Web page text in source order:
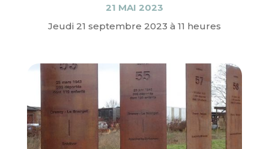
21 MAI 2023
Jeudi 21 septembre 2023 à 11 heures